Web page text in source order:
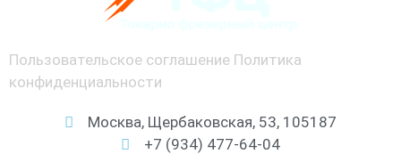
Пользовательское соглашение Политика
конфиденциальности
Москва, Щербаковская, 53, 105187
+7 (934) 477-64-04